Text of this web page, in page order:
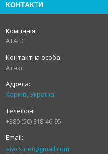
КОНТАКТИ
АТАКС
Атакс
Харків, Україна
+380 (50) 818-46-95
atacs.net@gmail.com